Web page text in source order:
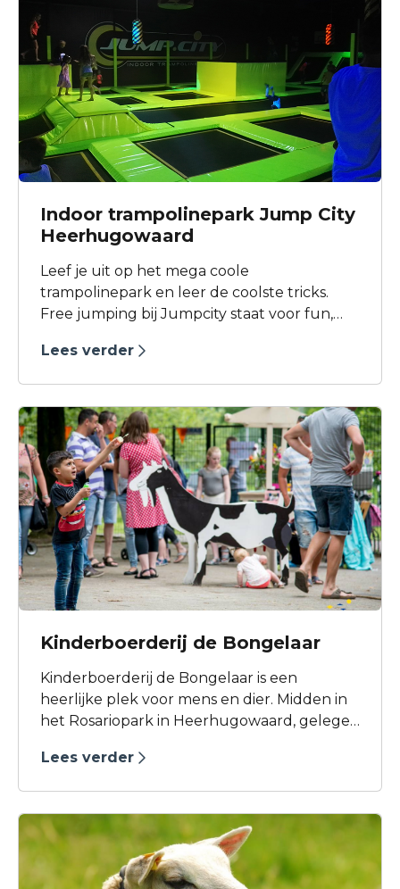
Indoor trampolinepark Jump City
Heerhugowaard
Leef je uit op het mega coole
trampolinepark en leer de coolste tricks.
Free jumping bij Jumpcity staat voor fun,
leeftijd of welk doel je ook hebt, free
Lees verder
Kinderboerderij de Bongelaar
Kinderboerderij de Bongelaar is een
heerlijke plek voor mens en dier. Midden in
het Rosariopark in Heerhugowaard, gelegen
Bolle Buik.
Lees verder